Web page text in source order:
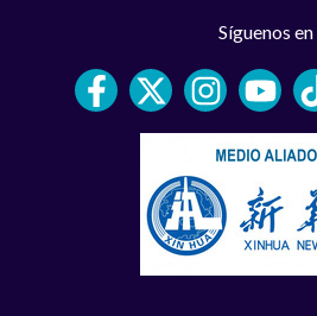
Síguenos en